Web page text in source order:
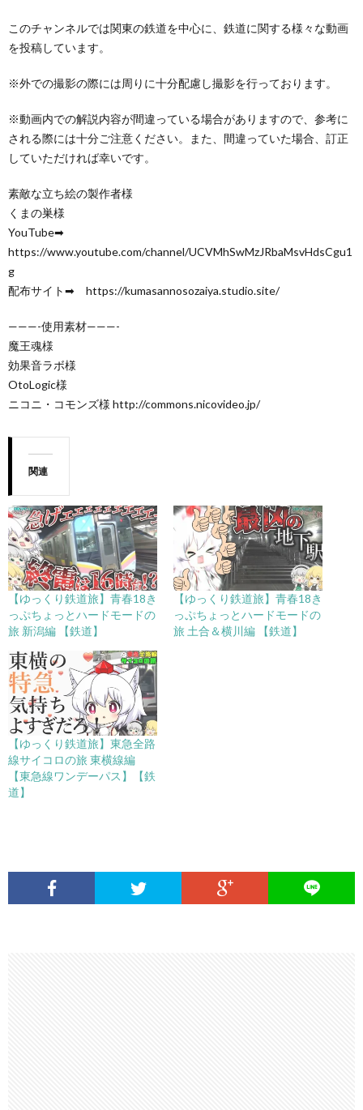
このチャンネルでは関東の鉄道を中心に、鉄道に関する様々な動画
を投稿しています。
※外での撮影の際には周りに十分配慮し撮影を行っております。
※動画内での解説内容が間違っている場合がありますので、参考に
される際には十分ご注意ください。また、間違っていた場合、訂正
していただければ幸いです。
素敵な立ち絵の製作者様
くまの巣様
YouTube➡
https://www.youtube.com/channel/UCVMhSwMzJRbaMsvHdsCgu1
g
配布サイト➡ https://kumasannosozaiya.studio.site/
———-使用素材———-
魔王魂様
効果音ラボ様
OtoLogic様
ニコニ・コモンズ様 http://commons.nicovideo.jp/
関連
【ゆっくり鉄道旅】青春18き
っぷちょっとハードモードの
旅 新潟編 【鉄道】
【ゆっくり鉄道旅】青春18き
っぷちょっとハードモードの
旅 土合＆横川編 【鉄道】
【ゆっくり鉄道旅】東急全路
線サイコロの旅 東横線編
【東急線ワンデーパス】【鉄
道】